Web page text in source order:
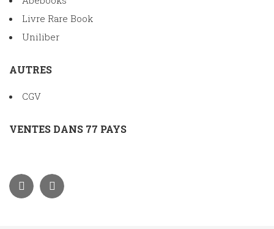
Livre Rare Book
Uniliber
AUTRES
CGV
VENTES DANS 77 PAYS